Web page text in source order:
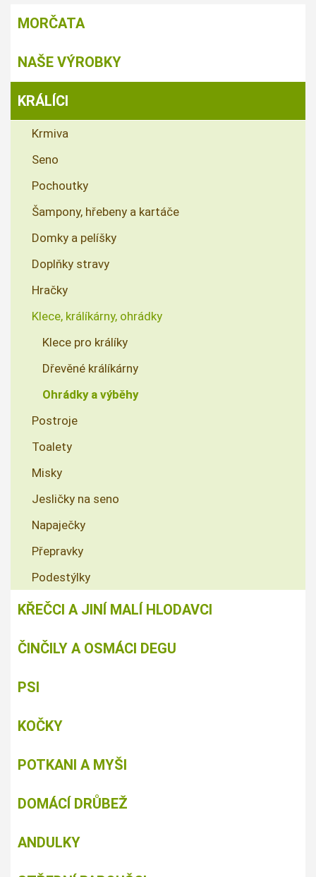
MORČATA
NAŠE VÝROBKY
KRÁLÍCI
Krmiva
Seno
Pochoutky
Šampony, hřebeny a kartáče
Domky a pelíšky
Doplňky stravy
Hračky
Klece, králíkárny, ohrádky
Klece pro králíky
Dřevěné králíkárny
Ohrádky a výběhy
Postroje
Toalety
Misky
Jesličky na seno
Napaječky
Přepravky
Podestýlky
KŘEČCI A JINÍ MALÍ HLODAVCI
ČINČILY A OSMÁCI DEGU
PSI
KOČKY
POTKANI A MYŠI
DOMÁCÍ DRŮBEŽ
ANDULKY